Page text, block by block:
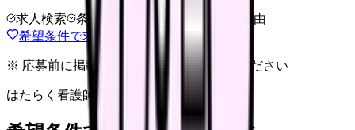
求人検索 条件整理 相談だけOK
退会自由
希望条件で求人を探す
※ 応募前に掲載元の最新情報を確認してください
はたらく看護師さん 求人